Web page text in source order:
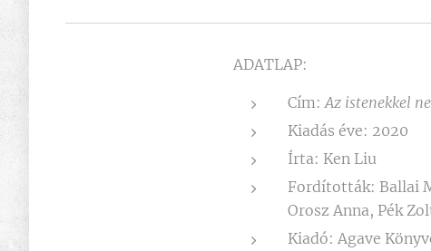
ADATLAP:
Cím:Az istenekkel
Kiadás éve: 2020
Írta: Ken Liu
Fordították: Ballai
Orosz Anna, Pék
Kiadó: Agave